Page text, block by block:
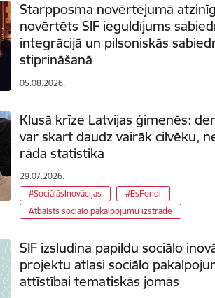
Starpposma novērtējumā
novērtēts SIF ieguldījums
integrācijā un pilsoniskās
stiprināšanā
05.08.2026.
Klusā krīze Latvijas ģimenēs:
var skart daudz vairāk cilvēku,
rāda statistika
29.07.2026.
#SociālāsInovācijas
#EsFondi
Atbalsts sociālo pakalpojumu izstrādē
SIF izsludina papildu sociālo
projektu atlasi sociālo
attīstībai tematiskās jomās